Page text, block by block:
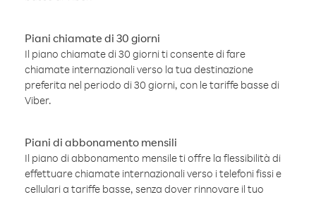
Piani chiamate di 30 giorni
Il piano chiamate di 30 giorni ti consente di fare
chiamate internazionali verso la tua destinazione
preferita nel periodo di 30 giorni, con le tariffe basse di
Viber.
Piani di abbonamento mensili
Il piano di abbonamento mensile ti offre la flessibilità di
effettuare chiamate internazionali verso i telefoni fissi e
cellulari a tariffe basse, senza dover rinnovare il tuo